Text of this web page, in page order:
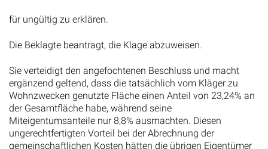
für ungültig zu erklären.
Die Beklagte beantragt, die Klage abzuweisen.
Sie verteidigt den angefochtenen Beschluss und macht
ergänzend geltend, dass die tatsächlich vom Kläger zu
Wohnzwecken genutzte Fläche einen Anteil von 23,24% an
der Gesamtfläche habe, während seine
Miteigentumsanteile nur 8,8% ausmachten. Diesen
ungerechtfertigten Vorteil bei der Abrechnung der
gemeinschaftlichen Kosten hätten die übrigen Eigentümer